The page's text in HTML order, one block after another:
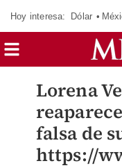
Hoy interesa: Dólar
Lorena
falsa de
https://